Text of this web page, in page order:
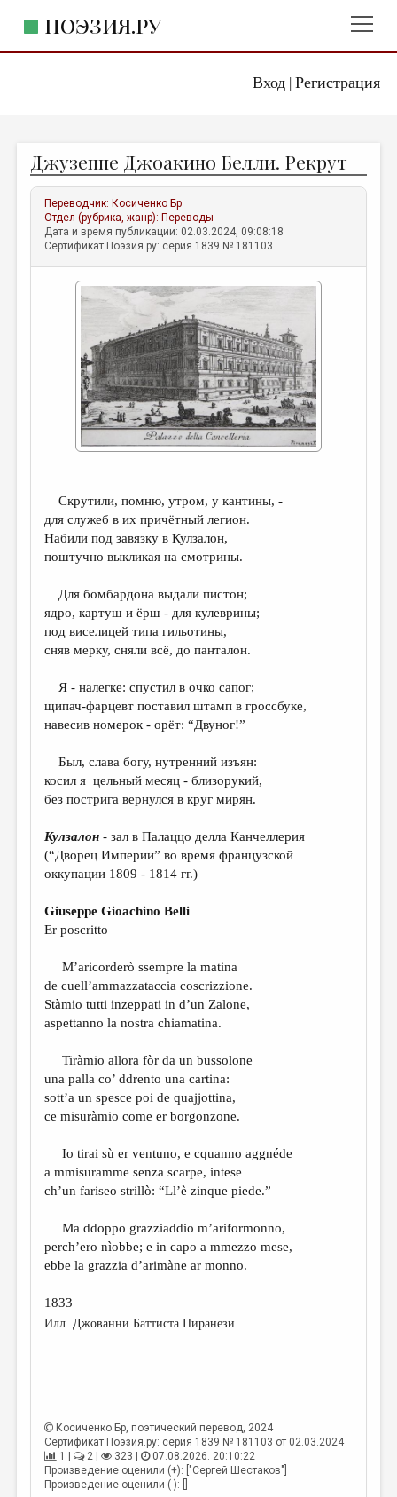
Вход| Регистрация
ПОЭЗИЯ.РУ
ЖАНРЫ
АВТОРЫ
КОММЕНТАРИИ
ЛИТСАЛОН
ПРАВИЛА САЙТА
ОТДЕЛЫ И РУБРИКИ
ИЗБРАННОЕ
ДАЙДЖЕСТ
ПРОИЗВЕДЕНИЯ
КОНКУРСЫ
ДЕТСКАЯ КОМНАТА
ОБЗОР ЛИТЕРАТУРЫ
СТРАНИЦЫ ПАМЯТИ
КОЛОНКА РЕДАКТОРА
ОТ РЕДАКЦИИ
МАЛАЯ ПРОЗА
ЭССЕИСТИКА
ЛИТЕРАТУРОВЕДЕНИЕ
ПУБЛИЦИСТИКА
ЦИКЛЫ ПУБЛИКАЦИЙ
ТРЕДИАКОВСКИЙ
ВКОНТАКТЕ
Джузеппе Джоакино Белли. Рекрут
Переводчик: Косиченко Бр
Отдел (рубрика, жанр): Переводы
Дата и время публикации: 02.03.2024, 09:08:18
Сертификат Поэзия.ру: серия 1839 № 181103
Скрутили, помню, утром, у кантины, -
для служеб в их причётный легион.
Набили под завязку в Кулзалон,
поштучно выкликая на смотрины.
Для бомбардона выдали пистон;
ядро, картуш и ёрш - для кулеврины;
под виселицей типа гильотины,
сняв мерку, сняли всё, до панталон.
Я - налегке: спустил в очко сапог;
щипач-фарцевт поставил штамп в гроссбуке,
навесив номерок - орёт: “Двуног!”
Был, слава богу, нутренний изъян:
косил я цельный месяц - близорукий,
без пострига вернулся в круг мирян.
Кулзалон - зал в Палаццо делла Канчеллерия
(“Дворец Империи” во время французской
оккупации 1809 - 1814 гг.)
Giuseppe Gioachino Belli
Er poscritto
M’aricorderò ssempre la matina
de cuell’ammazzataccia coscrizzione.
Stàmio tutti inzeppati in d’un Zalone,
aspettanno la nostra chiamatina.
Tiràmio allora fòr da un bussolone
una palla co’ ddrento una cartina:
sott’a un spesce poi de quajjottina,
ce misuràmio come er borgonzone.
Io tirai sù er ventuno, e cquanno aggnéde
a mmisuramme senza scarpe, intese
ch’un fariseo strillò: “Ll’è zinque piede.”
Ma ddoppo grazziaddio m’ariformonno,
perch’ero nìobbe; e in capo a mmezzo mese,
ebbe la grazzia d’arimàne ar monno.
1833
Илл. Джованни Баттиста Пиранези
Косиченко Бр , поэтический перевод, 2024
Сертификат Поэзия.ру: серия 1839 № 181103 от 02.03.2024
1 |
2 | 323 |
07.08.2026. 20:10:22
Произведение оценили (+): ["Сергей Шестаков"]
Произведение оценили (-): []